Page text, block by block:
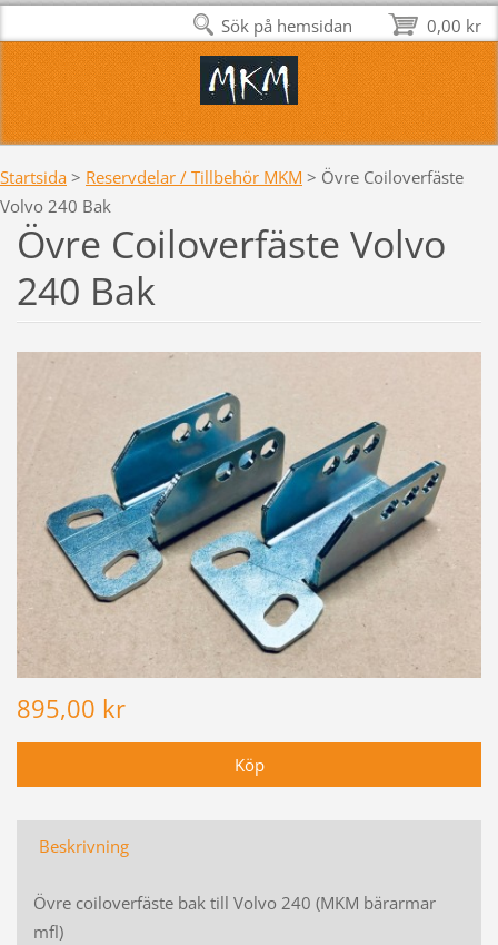
Startsida > Reservdelar / Tillbehör MKM > Övre Coiloverfäste
Volvo 240 Bak
Övre Coiloverfäste Volvo
240 Bak
895,00 kr
Beskrivning
Övre coiloverfäste bak till Volvo 240 (MKM bärarmar
mfl)
0,00 kr
Sök på hemsidan